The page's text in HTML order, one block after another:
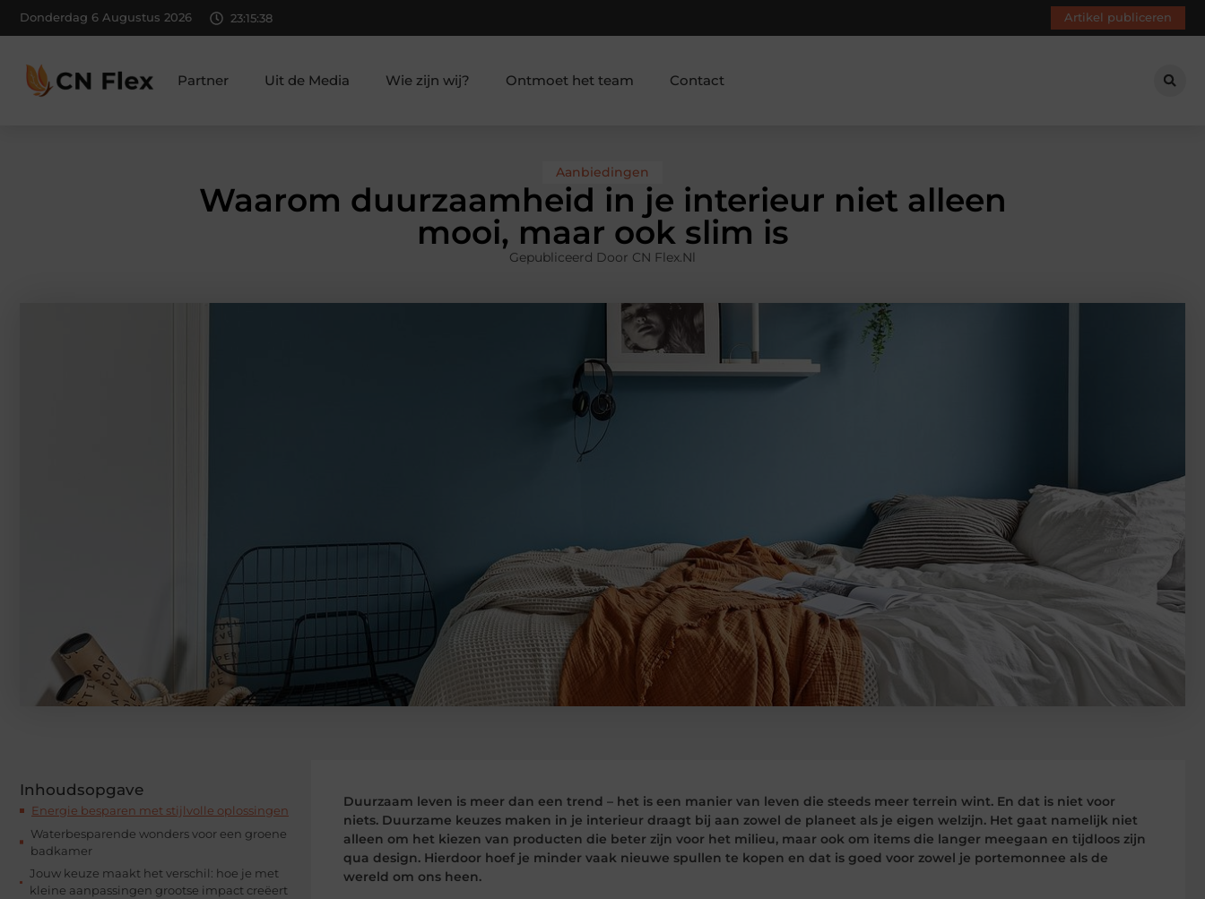
Donderdag 6 Augustus 2026 23:15:39 Artikel publiceren
Partner Uit de Media Wie zijn wij? Ontmoet het team Contact
Aanbiedingen
Waarom duurzaamheid in je interieur niet alleen
mooi, maar ook slim is
Gepubliceerd Door CN Flex.nl
Inhoudsopgave
Energie besparen met stijlvolle oplossingen
Waterbesparende wonders voor een groene
badkamer
Jouw keuze maakt het verschil: hoe je met
kleine aanpassingen grootse impact creëert
Duurzaam leven is meer dan een trend – het is een manier van leven die steeds meer terrein wint. En dat is niet voor
niets. Duurzame keuzes maken in je interieur draagt bij aan zowel de planeet als je eigen welzijn. Het gaat namelijk niet
alleen om het kiezen van producten die beter zijn voor het milieu, maar ook om items die langer meegaan en tijdloos zijn
qua design. Hierdoor hoef je minder vaak nieuwe spullen te kopen en dat is goed voor zowel je portemonnee als de
wereld om ons heen.